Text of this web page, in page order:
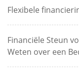
Flexibele
Financiële Steun
Weten over een